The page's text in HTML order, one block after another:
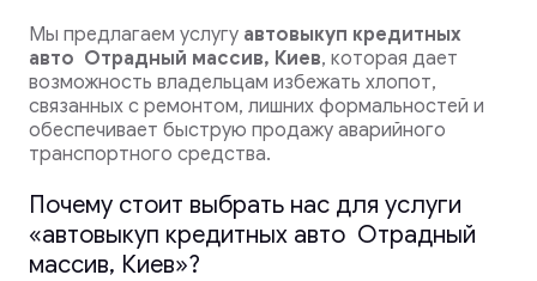
Мы предлагаем услугу автовыкуп кредитных
авто Отрадный массив, Киев, которая дает
возможность владельцам избежать хлопот,
связанных с ремонтом, лишних формальностей и
обеспечивает быструю продажу аварийного
транспортного средства.
Почему стоит выбрать нас для услуги
«автовыкуп кредитных авто Отрадный
массив, Киев»?